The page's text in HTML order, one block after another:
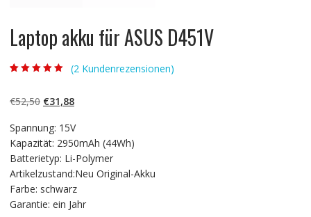
Laptop akku für ASUS D451V
basierend auf
Kundenbewertun
(2 Kundenrezensionen)
€52,50 Ursprünglicher
war:
€52,50
€31,88Aktueller
ist:
€31,88.
Spannung: 15V
Kapazität: 2950mAh (44Wh)
Batterietyp: Li-Polymer
Artikelzustand:Neu Original-Akku
Farbe: schwarz
Garantie: ein Jahr